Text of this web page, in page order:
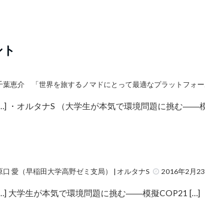
葉恵介 「世界を旅するノマドにとって最適なプラットフォー
・オルタナS （大学生が本気で環境問題に挑む――
口 愛（早稲田大学高野ゼミ支局） | オルタナS 2016年2月
大学生が本気で環境問題に挑む――模擬COP21 […]